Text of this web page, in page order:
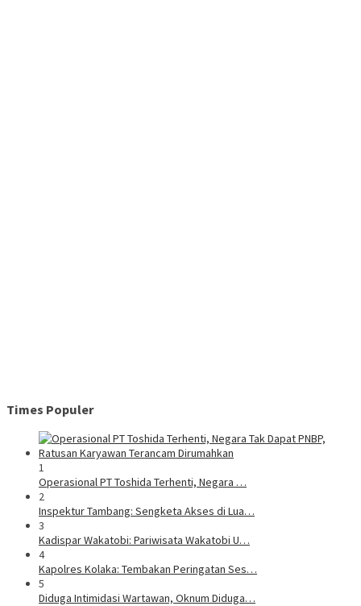
Times Populer
1
Operasional PT Toshida Terhenti, Negara …
2
Inspektur Tambang: Sengketa Akses di Lua…
3
Kadispar Wakatobi: Pariwisata Wakatobi U…
4
Kapolres Kolaka: Tembakan Peringatan Ses…
5
Diduga Intimidasi Wartawan, Oknum Diduga…